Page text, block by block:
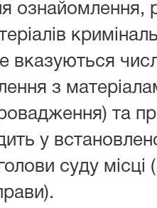
ознайомлення,
вказуються
з
та
у
суду місці